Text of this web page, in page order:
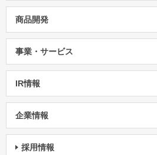
商品開発
事業・サービス
IR情報
企業情報
採用情報